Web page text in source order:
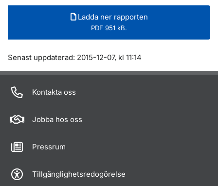
Ladda ner rapporten
PDF 951 kB.
Om sidan
Senast uppdaterad: 2015-12-07, kl 11:14
Kontakta oss
Jobba hos oss
Pressrum
Tillgänglighetsredogörelse